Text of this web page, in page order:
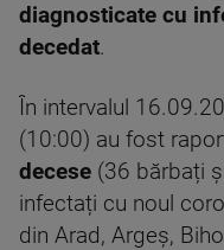
diagnosticate cu
decedat.
În intervalul
(10:00) au fost
decese (36 bărbați
infectați cu noul
din Arad, Argeș,